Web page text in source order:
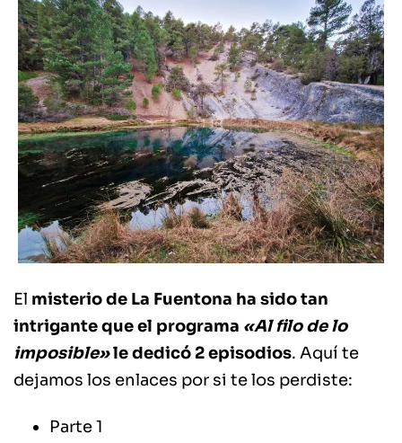
El misterio de La Fuentona ha sido tan
intrigante que el programa «Al filo de lo
imposible»le dedicó 2 episodios. Aquí te
dejamos los enlaces por si te los perdiste:
Parte 1